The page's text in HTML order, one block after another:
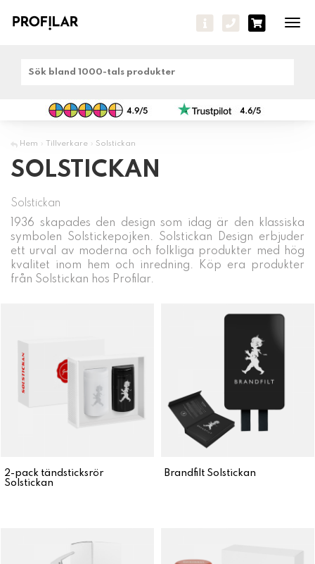
Hem » Tillverkare » Solstickan
SOLSTICKAN
Solstickan
1936 skapades den design som idag är den klassiska
symbolen Solstickepojken. Solstickan Design erbjuder
ett urval av moderna och folkliga produkter med hög
kvalitet inom hem och inredning. Köp era produkter
från Solstickan hos Profilar.
2-pack tändsticksrör
Solstickan
Brandfilt Solstickan